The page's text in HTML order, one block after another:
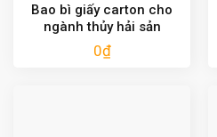
Bao bì giấy carton cho
ngành thủy hải sản
0₫